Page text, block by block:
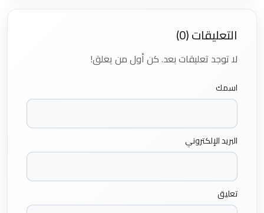
التعليقات (0)
لا توجد تعليقات بعد. كن أول من يعلق!
اسمك
البريد الإلكتروني
تعليق